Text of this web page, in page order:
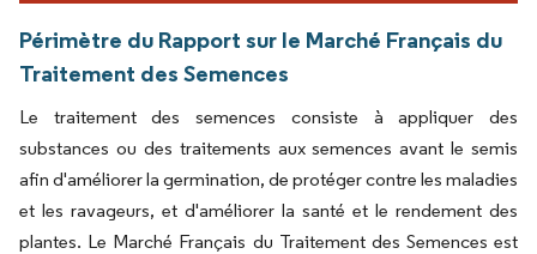
Périmètre du Rapport sur le Marché Français du
Traitement des Semences
Le traitement des semences consiste à appliquer des
substances ou des traitements aux semences avant le semis
afin d'améliorer la germination, de protéger contre les maladies
et les ravageurs, et d'améliorer la santé et le rendement des
plantes. Le Marché Français du Traitement des Semences est